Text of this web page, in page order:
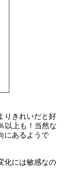
りきれいだと好
以上も！当然な
にあるようで
化には敏感なの